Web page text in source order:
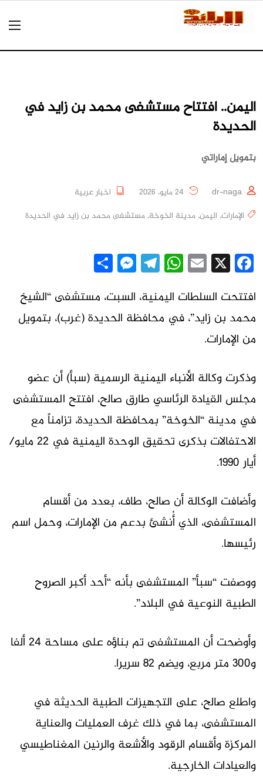
اليمن.. افتتاح مستشفى محمد بن زايد في
الحديدة
بتمويل إماراتي
dr-naga
اخبار عربية
الإمارات, اليمن, مدينة الخوخة, مستشفى محمد بن زايد في الحديدة
Facebook
X
Email
WhatsApp
Telegram
Messenger
افتتحت السلطات اليمنية، السبت، مستشفى “الشيخ
محمد بن زايد”، في محافظة الحديدة (غرب)، بتمويل
من الإمارات.
وذكرت وكالة الأنباء اليمنية الرسمية (سبأ) أن عضو
مجلس القيادة الرئاسي طارق صالح، افتتح المستشفى
في مدينة “الخوخة” بمحافظة الحديدة، تزامناً مع
الاحتفالات بذكرى تحقيق الوحدة اليمنية في 22 مايو/
أيار 1990.
وأضافت الوكالة أن صالح، طاف، بعدد من أقسام
المستشفى، الذي أُنشئ بدعم من الإمارات، وحمل اسم
رئيسها.
ووصفت “سبأ” المستشفى بأنه “أحد أكبر الصروح
الطبية النوعية في البلاد”.
وأوضحت أن المستشفى تم بناؤه على مساحة 24 ألفا
و300 متر مربع، ويضم 82 سريرا.
واطلع صالح، على التجهيزات الطبية الحديثة في
المستشفى، بما في ذلك غرف العمليات والعناية
المركزة وأقسام الرقود والأشعة والرنين المغناطيسي
والعيادات الخارجية.